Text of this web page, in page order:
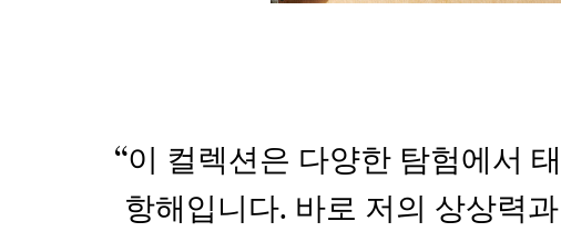
“이 컬렉션은 다양한 탐험에서
항해입니다. 바로 저의 상상력